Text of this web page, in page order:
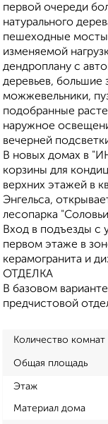
первой очереди
натурального
пешеходные
изменяемой
дендроплану с
деревьев, большие
можжевельники,
подобранные
наружное
вечерней
В новых домах в
корзины для
верхних этажей в
Энгельса,
лесопарка
Вход в подъезды с
первом этаже в
керамогранита и
ОТДЕЛКА
В базовом
предчистовой
Количество комнат
Общая площадь
Этаж
Материал дома